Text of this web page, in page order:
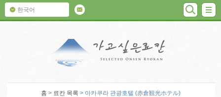
한국어 검색
홈 > 료칸 목록 > 아카쿠라 관광호텔 (赤倉観光ホテル)